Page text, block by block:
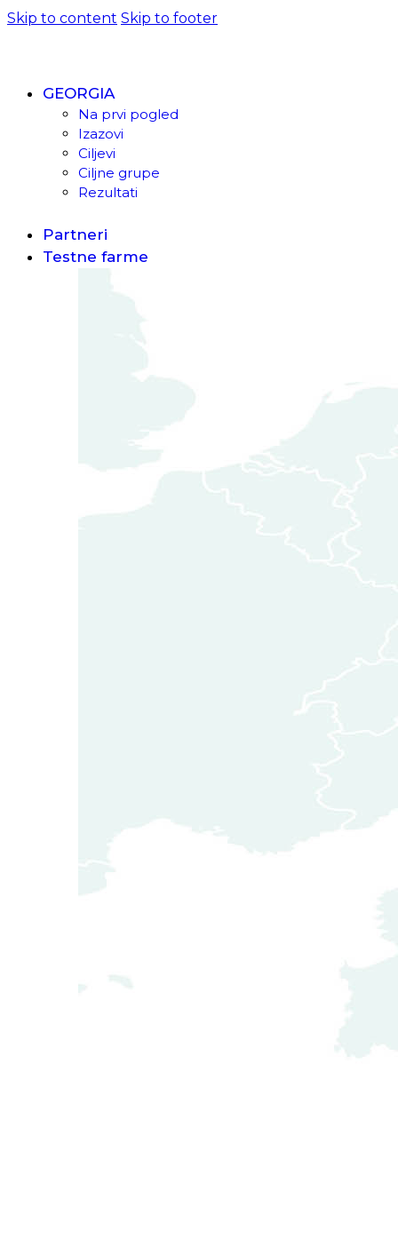
Skip to content Skip to footer
GEORGIA
Na prvi pogled
Izazovi
Ciljevi
Ciljne grupe
Rezultati
Partneri
Testne farme